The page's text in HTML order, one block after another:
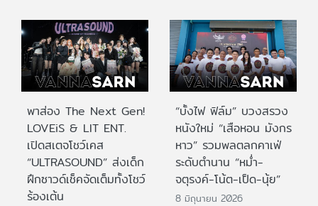
พาส่อง The Next Gen!
LOVEiS & LIT ENT.
เปิดสเตจโชว์เคส
“ULTRASOUND” ส่งเด็ก
ฝึกซาวด์เช็คจัดเต็มทั้งโชว์
ร้องเต้น
“บั้งไฟ ฟิล์ม” บวงสรวง
หนังใหม่ “เสือหอน มังกร
หาว” รวมพลตลกคาเฟ่
ระดับตำนาน “หม่ำ-
จตุรงค์-โน้ต-เป็ด-นุ้ย”
8 มิถุนายน 2026